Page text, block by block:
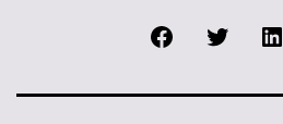
FacebookTwitter